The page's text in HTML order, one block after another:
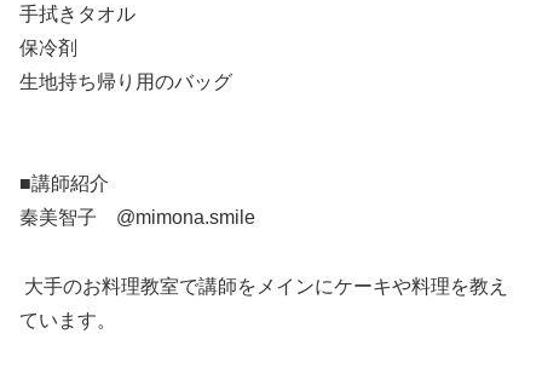
手拭きタオル
保冷剤
生地持ち帰り用のバッグ
■講師紹介
秦美智子 @mimona.smile
⁡ 大手のお料理教室で講師をメインにケーキや料理を教え
ています。